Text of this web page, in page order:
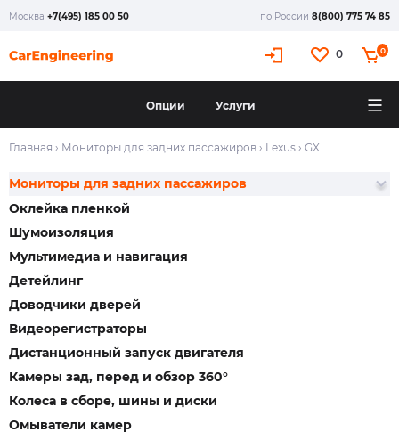
Москва +7(495) 185 00 50 по России 8(800) 775 74 85
0 0
Опции Услуги
Главная › Мониторы для задних пассажиров › Lexus › GX
Оклейка пленкой
Шумоизоляция
Мультимедиа и навигация
Детейлинг
Доводчики дверей
Видеорегистраторы
Дистанционный запуск двигателя
Камеры зад, перед и обзор 360°
Колеса в сборе, шины и диски
Мониторы для задних пассажиров
Омыватели камер